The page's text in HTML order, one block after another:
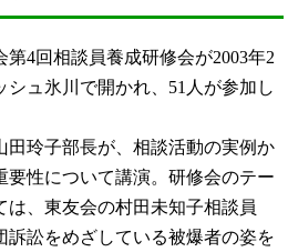
4回相談員養成研修会が2003年2
シュ氷川で開かれ、51人が参加し
玲子部長が、相談活動の実例か
要性について講演。研修会のテー
は、東友会の村田未知子相談員
訴訟をめざしている被爆者の姿を